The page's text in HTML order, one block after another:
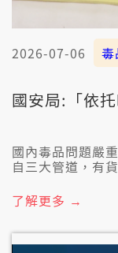
2026-07-06 毒
國安局:「依
國內毒品問題嚴
自三大管道，有
對中國走私來的
國情資交換，毋
了解更多 →